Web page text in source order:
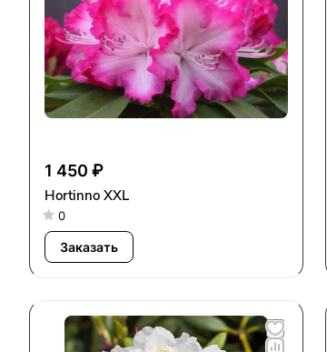
1 450 ₽
Hortinno XXL
0
Заказать